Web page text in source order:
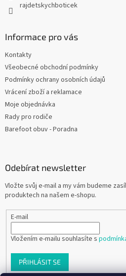
rajdetskychboticek
Informace pro vás
Kontakty
Všeobecné obchodní podmínky
Podmínky ochrany osobních údajů
Vrácení zboží a reklamace
Moje objednávka
Rady pro rodiče
Barefoot obuv - Poradna
Odebírat newsletter
Vložte svůj e-mail a my vám budeme
produktech na našem e-shopu.
E-mail
Vložením e-mailu souhlasíte s
PŘIHLÁSIT SE